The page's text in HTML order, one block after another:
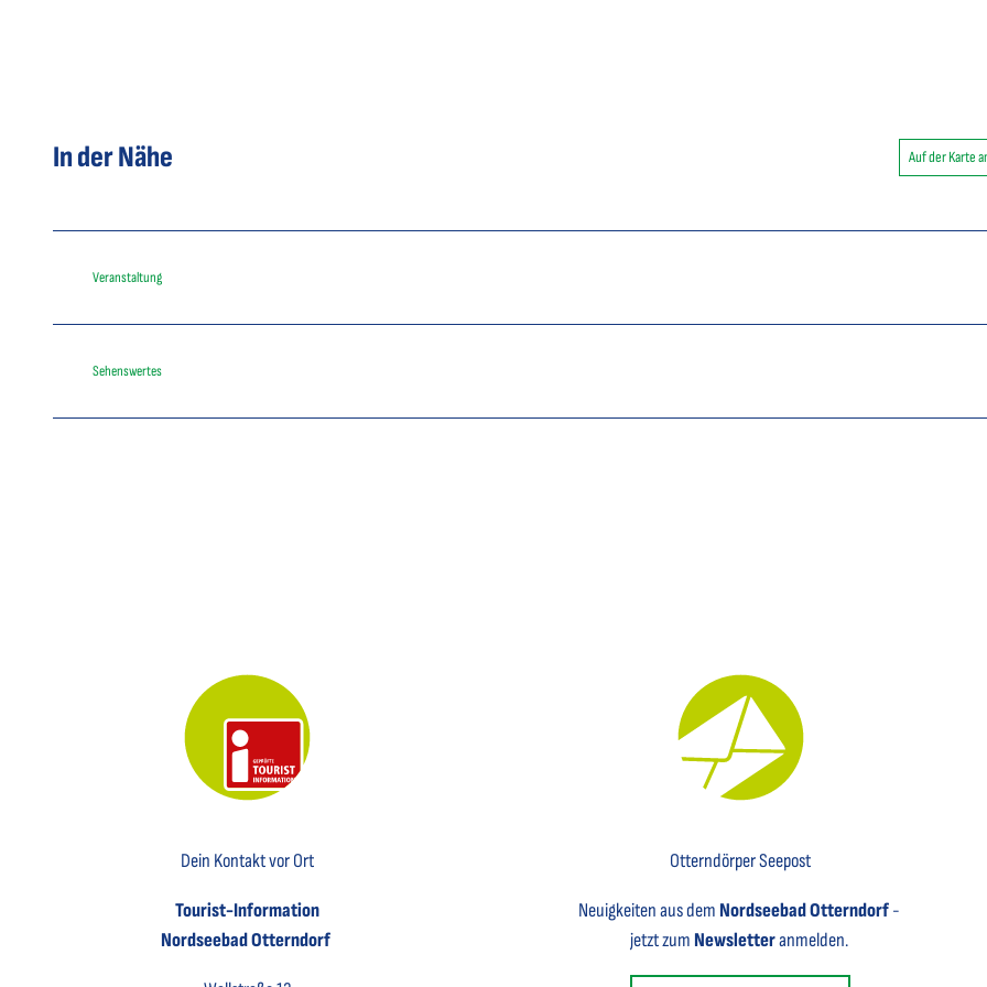
In der Nähe Auf der Karte
Veranstaltung
Sehenswertes
Dein Kontakt vor Ort
Tourist-Information
Nordseebad Otterndorf
Otterndörper Seepost
Neuigkeiten aus dem Nordseebad Otterndorf-
jetzt zum Newsletteranmelden.